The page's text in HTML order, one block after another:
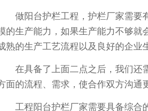
做阳台护栏工程，护栏厂家需要有
的生产能力，如果生产能力不够就
熟的生产工艺流程以及良好的企业
在具备了上面二点之后，我们还需
面的流程、需求，使合作双方沟通
工程阳台护栏厂家需要具备综合的